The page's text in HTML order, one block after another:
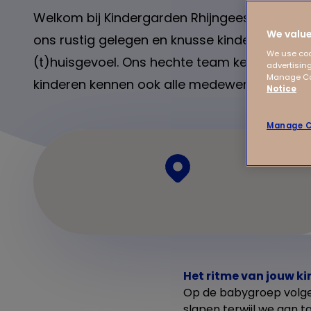
Welkom bij Kindergarden
ons rustig gelegen en knusse
(t)huisgevoel. Ons hechte team kent alle
kinderen kennen ook alle medewerkers.
Het ritme van jouw
Op de babygroep
We
We use
Manage
Notice
Manage